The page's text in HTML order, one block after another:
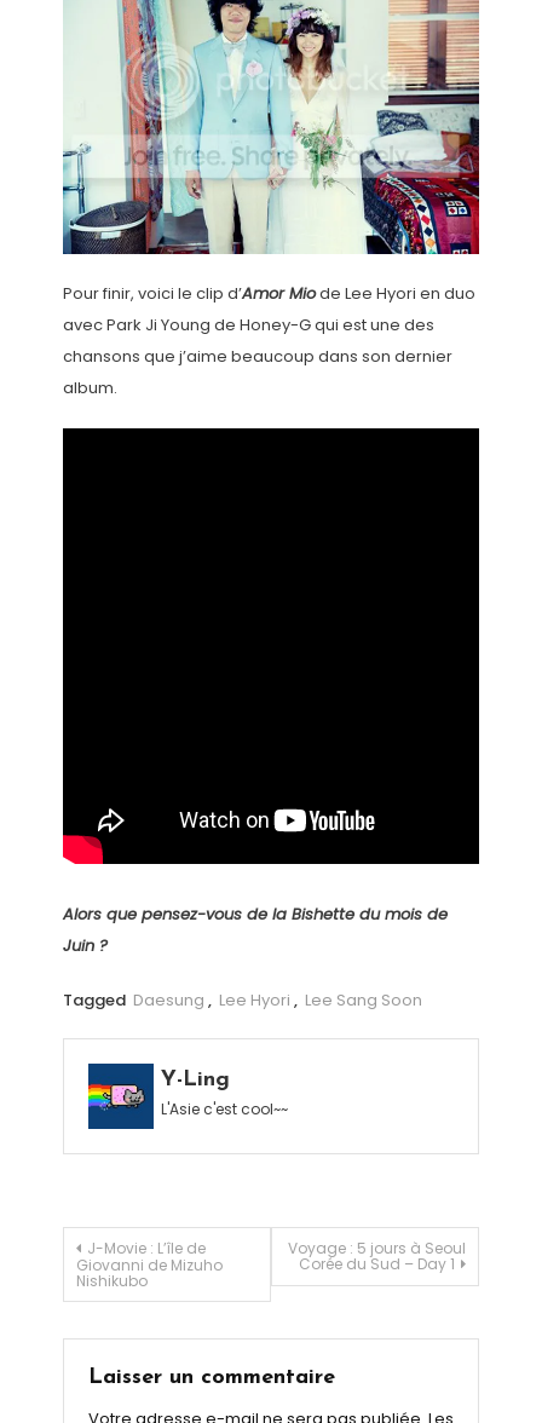
Pour finir, voici le clip d’Amor Miode Lee Hyori en duo
avec Park Ji Young de Honey-G qui est une des
chansons que j’aime beaucoup dans son dernier
album.
Alors que pensez-vous de la Bishette du mois de
Juin ?
Tagged Daesung , Lee Hyori , Lee Sang Soon
Y-Ling
L'Asie c'est cool~~
Navigation de l’article
J-Movie : L’île de
Giovanni de Mizuho
Nishikubo
Voyage : 5 jours à Seoul
Corée du Sud – Day 1
Laisser un commentaire